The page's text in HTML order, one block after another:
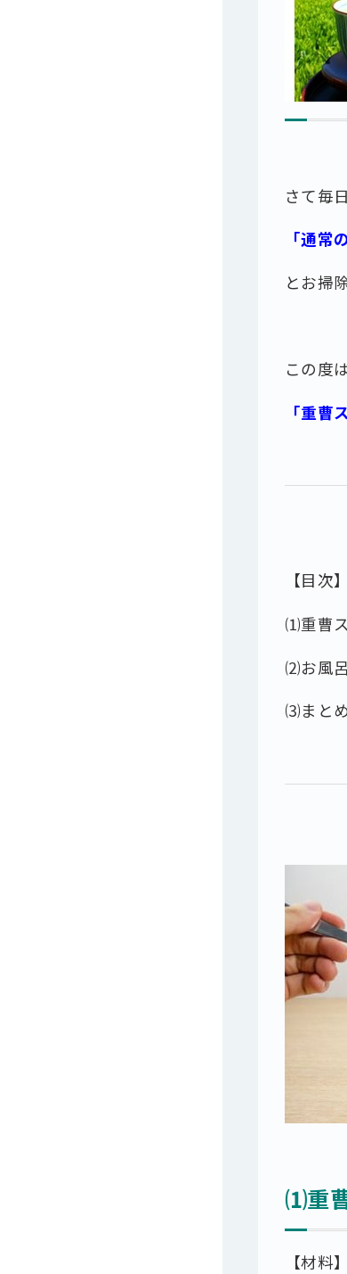
さて毎
「通常
とお掃
この度
「重曹
【目次】
⑴重曹
⑵お風
⑶まと
⑴重
【材料】